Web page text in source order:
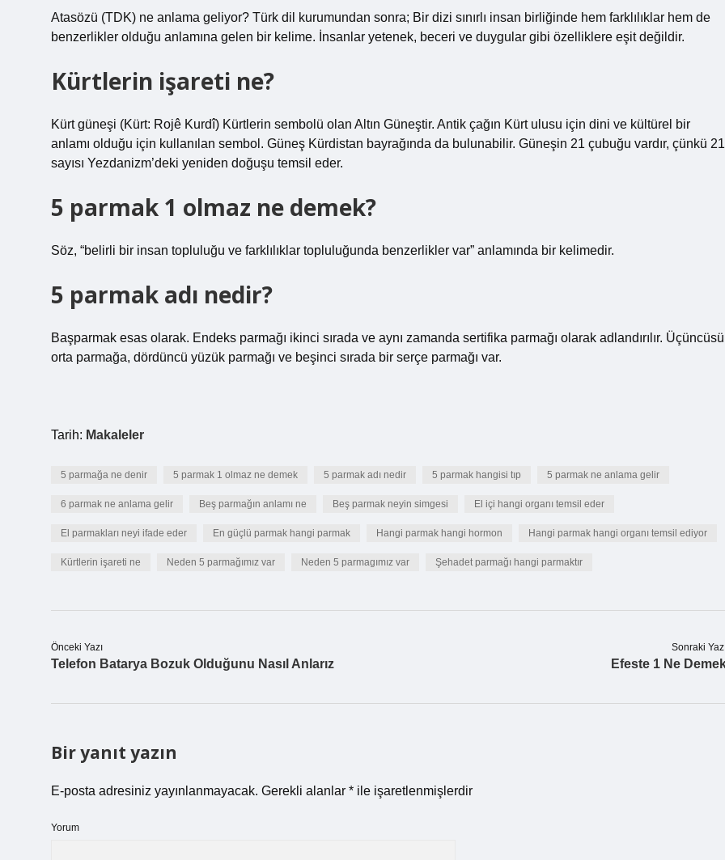
Atasözü (TDK) ne anlama geliyor? Türk dil kurumundan sonra; Bir dizi sınırlı insan birliğinde hem farklılıklar hem de
benzerlikler olduğu anlamına gelen bir kelime. İnsanlar yetenek, beceri ve duygular gibi özelliklere eşit değildir.
Kürtlerin işareti ne?
Kürt güneşi (Kürt: Rojê Kurdî) Kürtlerin sembolü olan Altın Güneştir. Antik çağın Kürt ulusu için dini ve kültürel bir
anlamı olduğu için kullanılan sembol. Güneş Kürdistan bayrağında da bulunabilir. Güneşin 21 çubuğu vardır, çünkü 21
sayısı Yezdanizm’deki yeniden doğuşu temsil eder.
5 parmak 1 olmaz ne demek?
Söz, “belirli bir insan topluluğu ve farklılıklar topluluğunda benzerlikler var” anlamında bir kelimedir.
5 parmak adı nedir?
Başparmak esas olarak. Endeks parmağı ikinci sırada ve aynı zamanda sertifika parmağı olarak adlandırılır. Üçüncüsü
orta parmağa, dördüncü yüzük parmağı ve beşinci sırada bir serçe parmağı var.
Tarih: Makaleler
5 parmağa ne denir 5 parmak 1 olmaz ne demek 5 parmak adı nedir 5 parmak hangisi tıp 5 parmak ne anlama gelir
6 parmak ne anlama gelir Beş parmağın anlamı ne Beş parmak neyin simgesi El içi hangi organı temsil eder
El parmakları neyi ifade eder En güçlü parmak hangi parmak Hangi parmak hangi hormon Hangi parmak hangi organı temsil ediyor
Kürtlerin işareti ne Neden 5 parmağımız var Neden 5 parmagımız var Şehadet parmağı hangi parmaktır
Önceki Yazı
Telefon Batarya Bozuk Olduğunu Nasıl Anlarız
Sonraki
Efeste 1 Ne
Bir yanıt yazın
E-posta adresiniz yayınlanmayacak. Gerekli alanlar * ile işaretlenmişlerdir
Yorum